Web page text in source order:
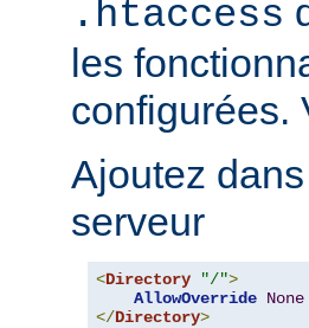
.htaccess
les
configurées.
Ajoutez
serveur
<Directory "/">
AllowOverride None
</Directory>